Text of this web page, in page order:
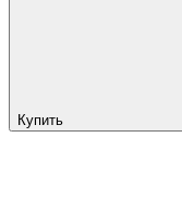
Купить